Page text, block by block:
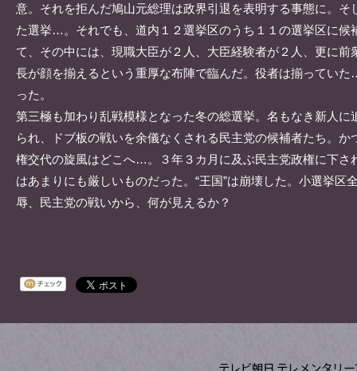
意。それを拒んだ鳩山元総理は政界引退を表明する事態に。そ
た選挙…。それでも、道内１２選挙区のうち１１の選挙区に候
て、その中には、現職大臣が２人、大臣経験者が２人、更に前
長が顔を揃えるという重厚な布陣で臨んだ。役者は揃ってい
った。
第三極も加わり乱戦模様となった冬の総選挙。名もなき新人に
られ、ドブ板の戦いを余儀なくされる民主党の候補者たち。か
権交代の旋風はどこへ…。３年３カ月に及ぶ民主党政権に下さ
はあまりにも厳しいものだった。“王国”は崩壊した。小選挙区
辱、民主党の戦いから、何が見えるか？
テレビ朝日 テレメンタリ